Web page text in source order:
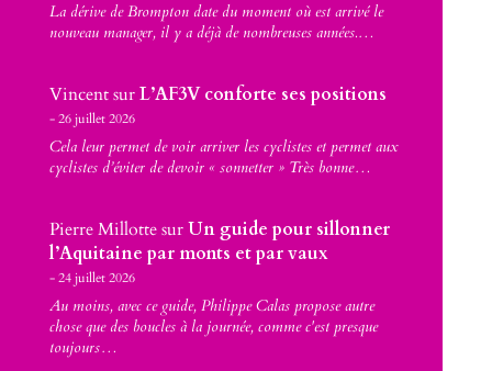
La dérive de Brompton date du moment où est arrivé le
nouveau manager, il y a déjà de nombreuses années.…
VincentsurL’AF3V conforte ses positions
26 juillet 2026
Cela leur permet de voir arriver les cyclistes et permet aux
cyclistes d’éviter de devoir « sonnetter » Très bonne…
Pierre MillottesurUn guide pour sillonner
l’Aquitaine par monts et par vaux
24 juillet 2026
Au moins, avec ce guide, Philippe Calas propose autre
chose que des boucles à la journée, comme c'est presque
toujours…